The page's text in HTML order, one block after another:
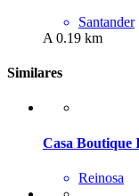
Santander
A 0.19 km
Similares
Casa Boutique
Reinosa